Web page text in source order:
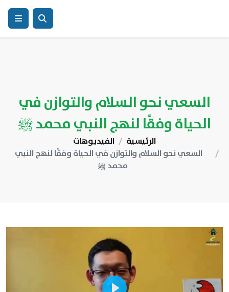
السعي نحو السلام والتوازن في
الحياة وفقًا لنهج النبي محمد ﷺ
الرئيسية
الفيديوهات
السعي نحو السلام والتوازن في الحياة وفقًا لنهج النبي
محمد ﷺ